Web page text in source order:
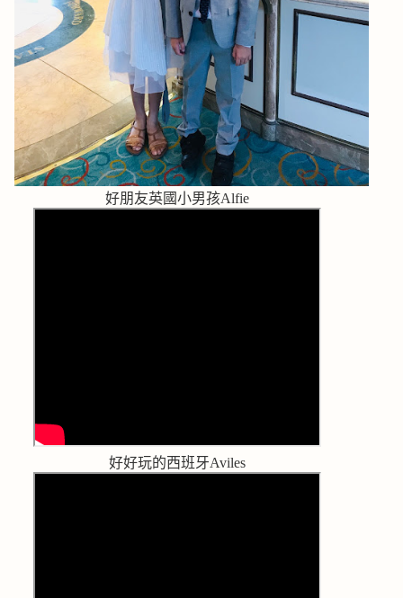
好朋友英國小男孩Alfie
好好玩的西班牙Aviles